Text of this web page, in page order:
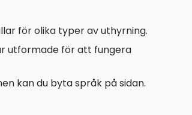
för olika typer av uthyrning.
utformade för att fungera
kan du byta språk på sidan.